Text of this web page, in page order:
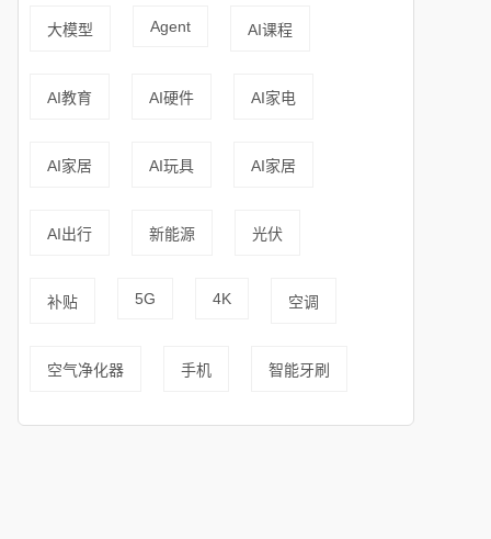
大模型 Agent AI课程
AI教育 AI硬件 AI家电
AI家居 AI玩具 AI家居
AI出行 新能源 光伏
补贴 5G 4K 空调
空气净化器 手机 智能牙刷